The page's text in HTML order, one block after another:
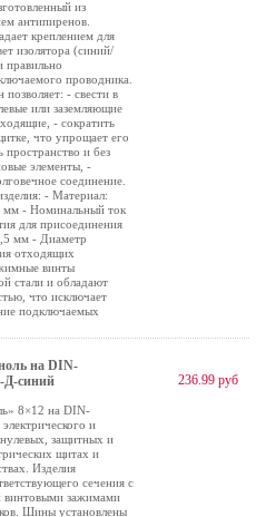
из
антипиренов.
креплением для
изолятора (синий/
правильно
проводника.
- свести в
или заземляющие
- сократить
что упрощает его
пространство и без
элементы, -
соединение.
- Материал:
мм - Номинальный ток
для присоединения
мм - Диаметр
отходящих
винты
стали и обладают
что исключает
подключаемых
на DIN-
Д-синий
8×12 на DIN-
и
защитных и
щитах и
Изделия
сечения с
винтовыми зажимами
Шины установлены
236.99 руб